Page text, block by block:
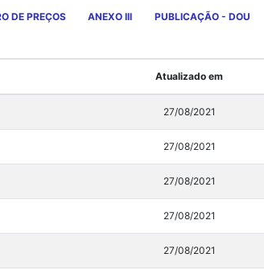
DE PREÇOS ANEXO III PUBLICAÇÃO - DOU
Atualizado em
27/08/2021
27/08/2021
27/08/2021
27/08/2021
27/08/2021